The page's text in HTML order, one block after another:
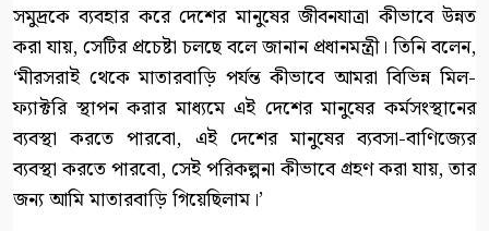
সমুদ্রকে ব্যবহার করে দেশের মানুষের জীবনযাত্রা কীভাবে উন্নত
করা যায়, সেটির প্রচেষ্টা চলছে বলে জানান প্রধানমন্ত্রী। তিনি বলেন,
‘মীরসরাই থেকে মাতারবাড়ি পর্যন্ত কীভাবে আমরা বিভিন্ন মিল-
ফ্যাক্টরি স্থাপন করার মাধ্যমে এই দেশের মানুষের কর্মসংস্থানের
ব্যবস্থা করতে পারবো, এই দেশের মানুষের ব্যবসা-বাণিজ্যের
ব্যবস্থা করতে পারবো, সেই পরিকল্পনা কীভাবে গ্রহণ করা যায়, তার
জন্য আমি মাতারবাড়ি গিয়েছিলাম।’